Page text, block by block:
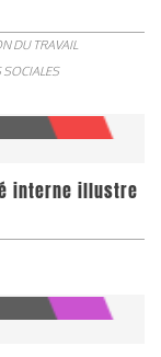
DU TRAVAIL
SOCIALES
interne illustre